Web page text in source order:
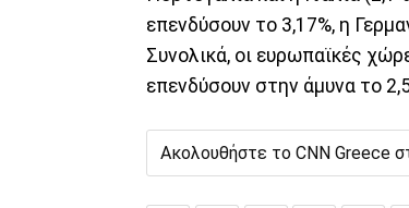
επενδύσουν το 3,17%, η
Συνολικά, οι ευρωπαϊκές
επενδύσουν στην άμυνα το
Ακολουθήστε το CNN Greece